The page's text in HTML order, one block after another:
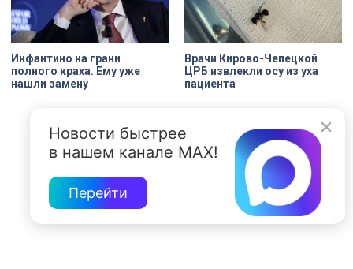
Инфантино на грани
полного краха. Ему уже
нашли замену
Врачи Кирово-Чепецкой
ЦРБ извлекли осу из уха
пациента
Новости быстрее
в нашем канале MAX!
Перейти